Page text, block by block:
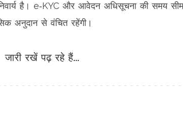
है। e‑KYC और आवेदन अधिसूचना की समय
अनुदान से वंचित रहेंगी।
जारी रखें पढ़ रहे हैं...